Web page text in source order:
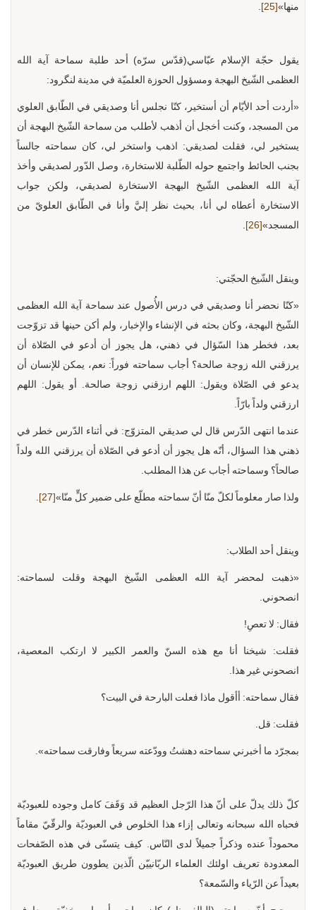
منها»[25]
.
يقول حجّة الإسلام عبّاسي(قدّس سرّه) أحد طلبة سماحة آية الله
العظمى الشّيخ البهجة ومسؤول الحوزة العلميّة في مدينة لنگرود:
«أردت أحد الأيّام أن أستخير، كنّا نجلس أنا وصديقي في الطّابق العلوي
من المسجد، وكنت أخجل أن أذهب لأطلب من سماحة الشّيخ البهجة أن
يستخير لي، فقلت لصديقي: اذهب واستخر لي، كان سماحته جالساً
بجنب الحائط واجتمع حوله الطّلبة للاستخارة، وصل الدّور لصديقي وأخذ
آية الله العظمى الشّيخ البهجة الاستخارة لصديقي، ولكن جواب
الاستخارة أعطاه لي أنا، بحيث نظر إليَّ وأنا في الطّابق العلويّ من
المسجد»[26]
.
وينقل الشّيخ الحجّتي:
«كنّا نحضر أنا وصديقي في درس الأُصول عند سماحة آية الله العظمى
الشّيخ البهجة، وكان بحثه في الإنشاء والإخبار، ولم أكن حينها قد تزوّجت
بعد، فخطر هذا السّؤال في ذهني، هل يجوز أن أدعو في الصّلاة أن
يرزقني الله زوجة صالحة؟ أجاب سماحته فوراً: نعم، يمكن للإنسان أن
يدعو في الصّلاة ويقول: اللهم ارزقني زوجة صالحة. أو يقول: اللهم
ارزقني ولداً بارّاً.
عندما انتهى الدّرس قال لي صديقي المتزوّج: في أثناء الدّرس خطر في
ذهني هذا السؤال، أنّه هل يجوز أن أدعو في الصّلاة أن يرزقني الله ولداً
صالحاً؟ وسماحته أجاب عن هذا المطلب.
ولذا صار معلوماً لكلّ منّا أنّ سماحته مطلّع على ضمير كلٍّ منّا»[27]
.
وينقل أحد الطلاب:
«ذهبت لمحضر آية الله العظمى الشّيخ البهجة وقلت لسماحته:
انصحوني.
فقال: لا تعصِ!
فقلت: شيخنا أنا مع هذه السنّ والعمر الكبير لا ارتكب المعصية،
انصحوني غير هذا.
فقال سماحته: أأقول ماذا فعلت البارحة في البيت؟
فقلت: قل.
بمجرّد ما أخبرني سماحته دهشتُ وودّعته سريعاً وفارقت سماحته».
كلّ ذلك يدلّ على أنّ هذا الرّجل العظيم قد وَقَفَ كامل وجوده للعبوديّة
فحباه الله سبحانه وتعالى إزاء هذا الخلوص في العبوديّة والرقّيّ مقاماً
محموداً عنده وذكراً جميلاً لدى النّاس. كيف يتسنّى في هذه الصّفحات
المعدودة تعريف اولئك العلماء الربّانييّن الّذين يطوون طريق العبوديّة
بعيداً عن الرّياء والسّمعة؟